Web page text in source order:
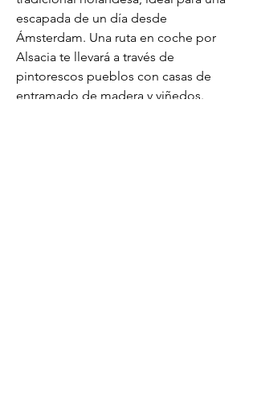
escapada de un día desde
Ámsterdam. Una ruta en coche por
Alsacia te llevará a través de
pintorescos pueblos con casas de
entramado de madera y viñedos.